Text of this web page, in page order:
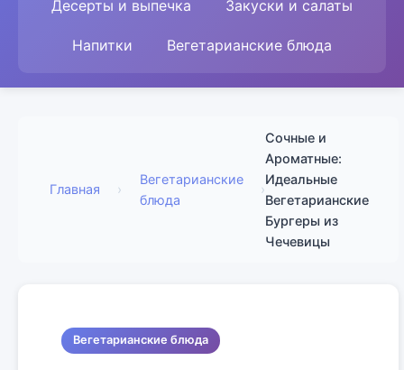
Десерты и выпечка Закуски и салаты
Напитки Вегетарианские блюда
Главная ›
Вегетарианские
блюда
›
Сочные и
Ароматные:
Идеальные
Вегетарианские
Бургеры из
Чечевицы
Вегетарианские блюда